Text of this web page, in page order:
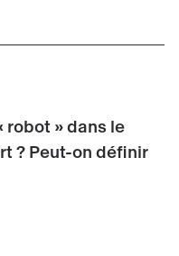
robot » dans le
? Peut-on définir